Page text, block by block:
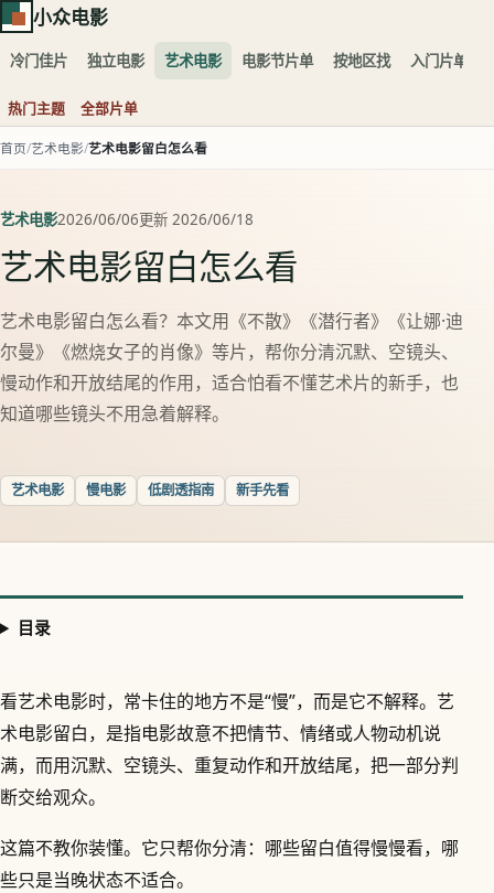
小众电影
冷门佳片 独立电影 艺术电影 电影节片单 按地区找 入门片单
热门主题 全部片单
首页 艺术电影 艺术电影留白怎么看
艺术电影2026/06/06更新 2026/06/18
艺术电影留白怎么看
艺术电影留白怎么看？本文用《不散》《潜行者》《让娜·迪
尔曼》《燃烧女子的肖像》等片，帮你分清沉默、空镜头、
慢动作和开放结尾的作用，适合怕看不懂艺术片的新手，也
知道哪些镜头不用急着解释。
艺术电影 慢电影 低剧透指南 新手先看
目录
看艺术电影时，常卡住的地方不是“慢”，而是它不解释。艺
术电影留白，是指电影故意不把情节、情绪或人物动机说
满，而用沉默、空镜头、重复动作和开放结尾，把一部分判
断交给观众。
这篇不教你装懂。它只帮你分清：哪些留白值得慢慢看，哪
些只是当晚状态不适合。